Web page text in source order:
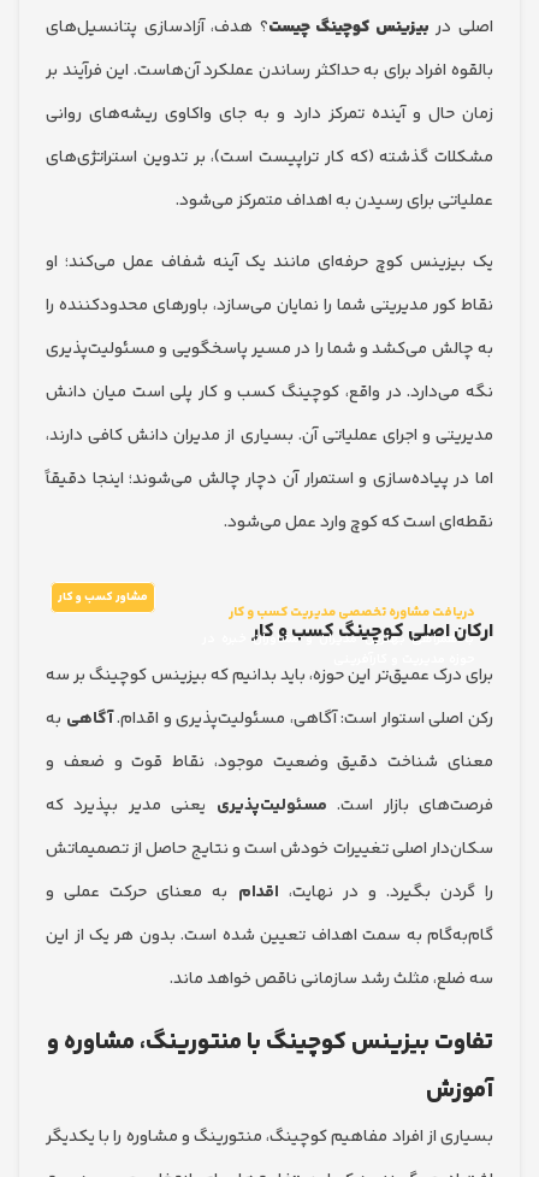
بیزینس کوچینگ چیست؟ هدف، آزادسازی پتانسیل‌های
افراد برای به حداکثر رساندن عملکرد آن‌هاست. این فرآیند بر
و آینده تمرکز دارد و به جای واکاوی ریشه‌های روانی
گذشته (که کار تراپیست است)، بر تدوین استراتژی‌های
برای رسیدن به اهداف متمرکز می‌شود.
کوچ حرفه‌ای مانند یک آینه شفاف عمل می‌کند؛ او
مدیریتی شما را نمایان می‌سازد، باورهای محدودکننده را
می‌کشد و شما را در مسیر پاسخگویی و مسئولیت‌پذیری
در واقع، کوچینگ کسب و کار پلی است میان دانش
و اجرای عملیاتی آن. بسیاری از مدیران دانش کافی دارند،
پیاده‌سازی و استمرار آن دچار چالش می‌شوند؛ اینجا دقیقاً
است که کوچ وارد عمل می‌شود.
مشاور کسب و کار
مشاوره تخصصی مدیریت کسب و کار
بهترین مدیران و مشاوران خبره در
اصلی کوچینگ کسب و کار
عمیق‌تر این حوزه، باید بدانیم که بیزینس کوچینگ بر سه
استوار است: آگاهی، مسئولیت‌پذیری و اقدام.آگاهیبه
شناخت دقیق وضعیت موجود، نقاط قوت و ضعف و
بازار است. مسئولیت‌پذیرییعنی مدیر بپذیرد که
اصلی تغییرات خودش است و نتایج حاصل از تصمیماتش
بگیرد. و در نهایت، اقدامبه معنای حرکت عملی و
به سمت اهداف تعیین شده است. بدون هر یک از این
مثلث رشد سازمانی ناقص خواهد ماند.
بیزینس کوچینگ با منتورینگ، مشاوره و
از افراد مفاهیم کوچینگ، منتورینگ و مشاوره را با یکدیگر